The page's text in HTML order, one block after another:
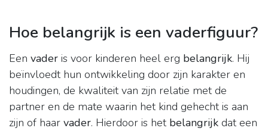
Hoe belangrijk is een vaderfiguur?
Een vader is voor kinderen heel erg belangrijk. Hij
beïnvloedt hun ontwikkeling door zijn karakter en
houdingen, de kwaliteit van zijn relatie met de
partner en de mate waarin het kind gehecht is aan
zijn of haar vader. Hierdoor is het belangrijk dat een